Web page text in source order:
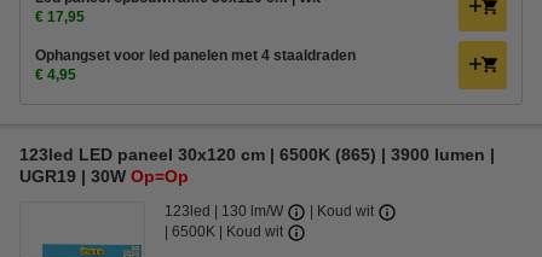
€ 17,95
Ophangset voor led panelen met 4 staaldraden
€ 4,95
123led LED paneel 30x120 cm | 6500K (865) | 3900 lumen |
UGR19 | 30W Op=Op
123led 130 lm/W
Koud wit
6500K | Koud wit